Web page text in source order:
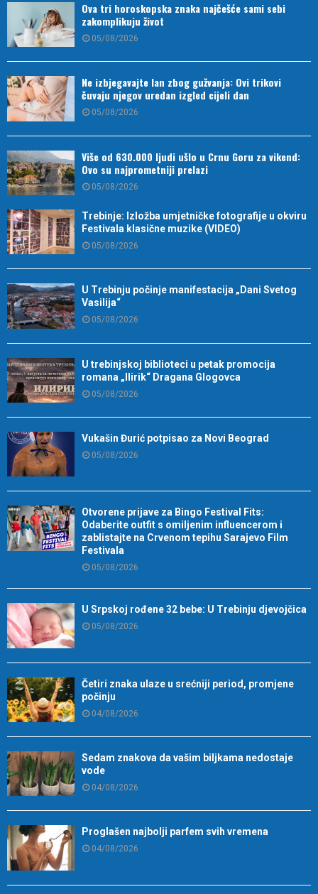
Ova tri horoskopska znaka najčešće sami sebi
zakomplikuju život
05/08/2026
Ne izbjegavajte lan zbog gužvanja: Ovi trikovi
čuvaju njegov uredan izgled cijeli dan
05/08/2026
Više od 630.000 ljudi ušlo u Crnu Goru za vikend:
Ovo su najprometniji prelazi
05/08/2026
Trebinje: Izložba umjetničke fotografije u okviru
Festivala klasične muzike (VIDEO)
05/08/2026
U Trebinju počinje manifestacija „Dani Svetog
Vasilija“
05/08/2026
U trebinjskoj biblioteci u petak promocija
romana „Ilirik“ Dragana Glogovca
05/08/2026
Vukašin Đurić potpisao za Novi Beograd
05/08/2026
Otvorene prijave za Bingo Festival Fits:
Odaberite outfit s omiljenim influencerom i
zablistajte na Crvenom tepihu Sarajevo Film
Festivala
05/08/2026
U Srpskoj rođene 32 bebe: U Trebinju djevojčica
05/08/2026
Četiri znaka ulaze u srećniji period, promjene
počinju
04/08/2026
Sedam znakova da vašim biljkama nedostaje
vode
04/08/2026
Proglašen najbolji parfem svih vremena
04/08/2026